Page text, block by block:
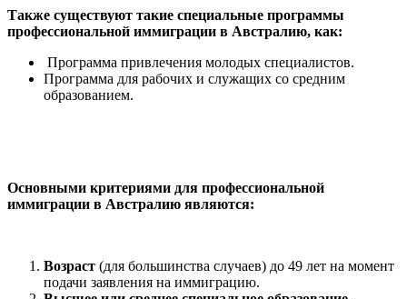
Также существуют такие специальные программы
профессиональной иммиграции в Австралию, как:
Программа привлечения молодых специалистов.
Программа для рабочих и служащих со средним
образованием.
Основными критериями для профессиональной
иммиграции в Австралию являются:
Возраст (для большинства случаев) до 49 лет на момент
подачи заявления на иммиграцию.